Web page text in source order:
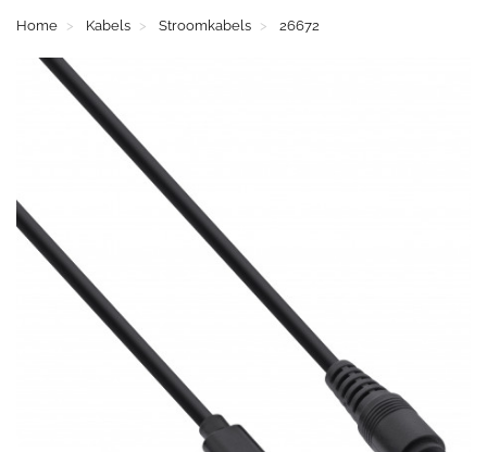
Home Kabels Stroomkabels 26672